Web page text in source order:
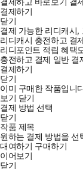
결제하기
닫기
결제 가능한 리디캐시,
리디캐시 충전하고 결
리디포인트 적립 혜택
충전하고 결제 일반 결
결제하기
닫기
이미 구매한 작품입니
보기 닫기
결제 방법 선택
닫기
작품 제목
원하는 결제 방법을 선
대여하기 구매하기
이어보기
닫기